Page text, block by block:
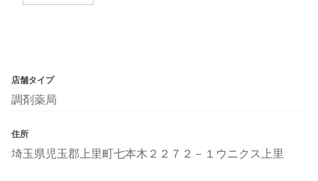
店舗タイプ
調剤薬局
住所
埼玉県児玉郡上里町七本木２２７２－１ウニクス上里